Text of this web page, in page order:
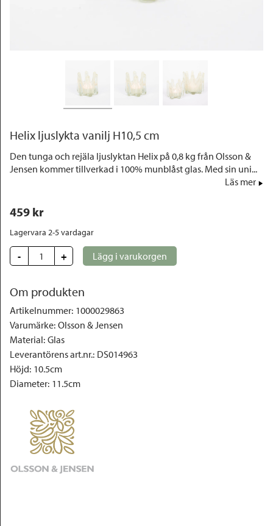
Helix ljuslykta vanilj H10,5 cm
Den tunga och rejäla ljuslyktan Helix på 0,8 kg från Olsson &
Jensen kommer tillverkad i 100% munblåst glas. Med sin uni...
Läs mer
459 kr
Lagervara 2-5 vardagar
- + Lägg i varukorgen
Om produkten
Artikelnummer: 1000029863
Varumärke: Olsson & Jensen
Material: Glas
Leverantörens art.nr.: DS014963
Höjd: 10.5cm
Diameter: 11.5cm